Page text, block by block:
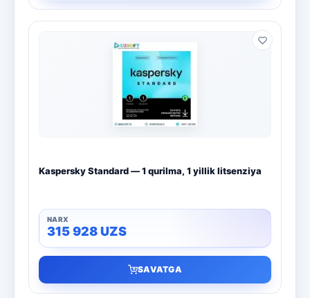
Kaspersky Standard — 1 qurilma, 1 yillik litsenziya
315 928UZS
SAVATGA